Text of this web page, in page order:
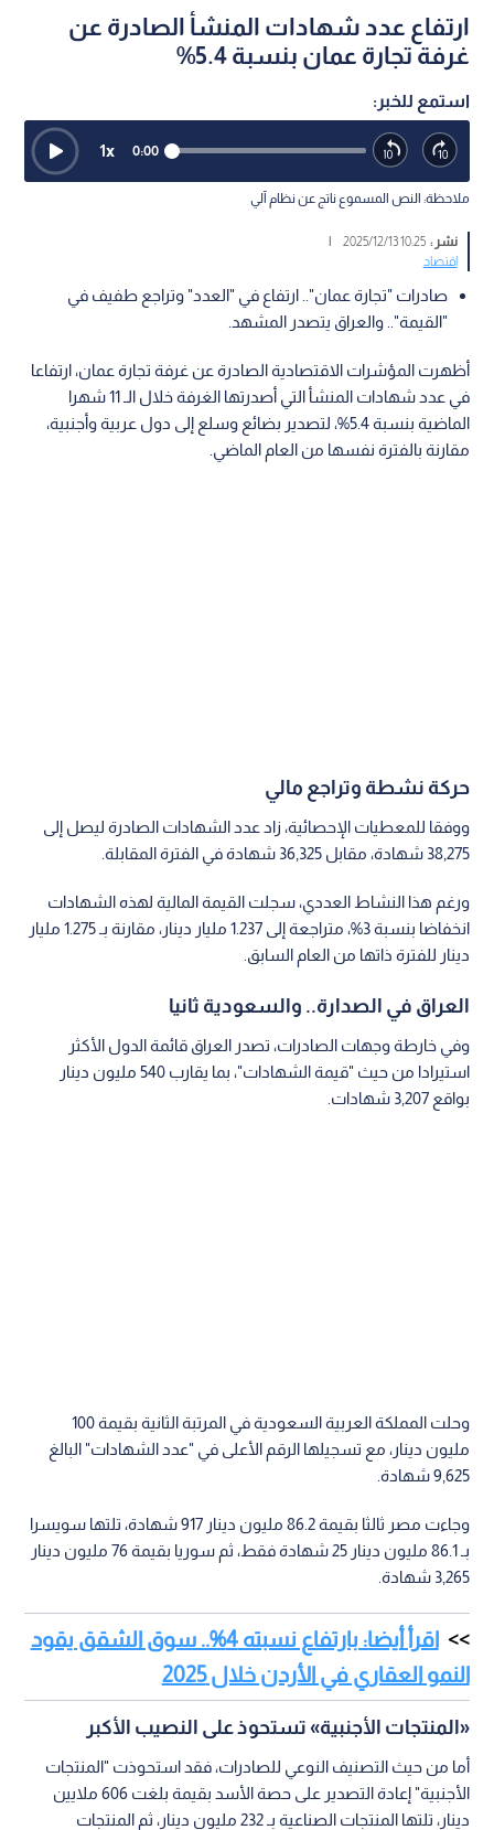
ارتفاع عدد شهادات المنشأ الصادرة عن
غرفة تجارة عمان بنسبة 5.4%
استمع للخبر:
0:00
1x
ملاحظة: النص المسموع ناتج عن نظام آلي
نشر :10:25 2025/12/13
|
اقتصاد
صادرات "تجارة عمان".. ارتفاع في "العدد" وتراجع طفيف في
"القيمة".. والعراق يتصدر المشهد.
أظهرت المؤشرات الاقتصادية الصادرة عن غرفة تجارة عمان، ارتفاعا
في عدد شهادات المنشأ التي أصدرتها الغرفة خلال الـ 11 شهرا
الماضية بنسبة 5.4%، لتصدير بضائع وسلع إلى دول عربية وأجنبية،
مقارنة بالفترة نفسها من العام الماضي.
حركة نشطة وتراجع مالي
ووفقا للمعطيات الإحصائية، زاد عدد الشهادات الصادرة ليصل إلى
38,275 شهادة، مقابل 36,325 شهادة في الفترة المقابلة.
ورغم هذا النشاط العددي، سجلت القيمة المالية لهذه الشهادات
انخفاضا بنسبة 3%، متراجعة إلى 1.237 مليار دينار، مقارنة بـ 1.275 مليار
دينار للفترة ذاتها من العام السابق.
العراق في الصدارة.. والسعودية ثانيا
وفي خارطة وجهات الصادرات، تصدر العراق قائمة الدول الأكثر
استيرادا من حيث "قيمة الشهادات"، بما يقارب 540 مليون دينار
بواقع 3,207 شهادات.
وحلت المملكة العربية السعودية في المرتبة الثانية بقيمة 100
مليون دينار، مع تسجيلها الرقم الأعلى في "عدد الشهادات" البالغ
9,625 شهادة.
وجاءت مصر ثالثا بقيمة 86.2 مليون دينار 917 شهادة، تلتها سويسرا
بـ 86.1 مليون دينار 25 شهادة فقط، ثم سوريا بقيمة 76 مليون دينار
3,265 شهادة.
اقرأ أيضا: بارتفاع نسبته 4%.. سوق الشقق يقود
النمو العقاري في الأردن خلال 2025
«المنتجات الأجنبية» تستحوذ على النصيب الأكبر
أما من حيث التصنيف النوعي للصادرات، فقد استحوذت "المنتجات
الأجنبية" إعادة التصدير على حصة الأسد بقيمة بلغت 606 ملايين
دينار، تلتها المنتجات الصناعية بـ 232 مليون دينار، ثم المنتجات